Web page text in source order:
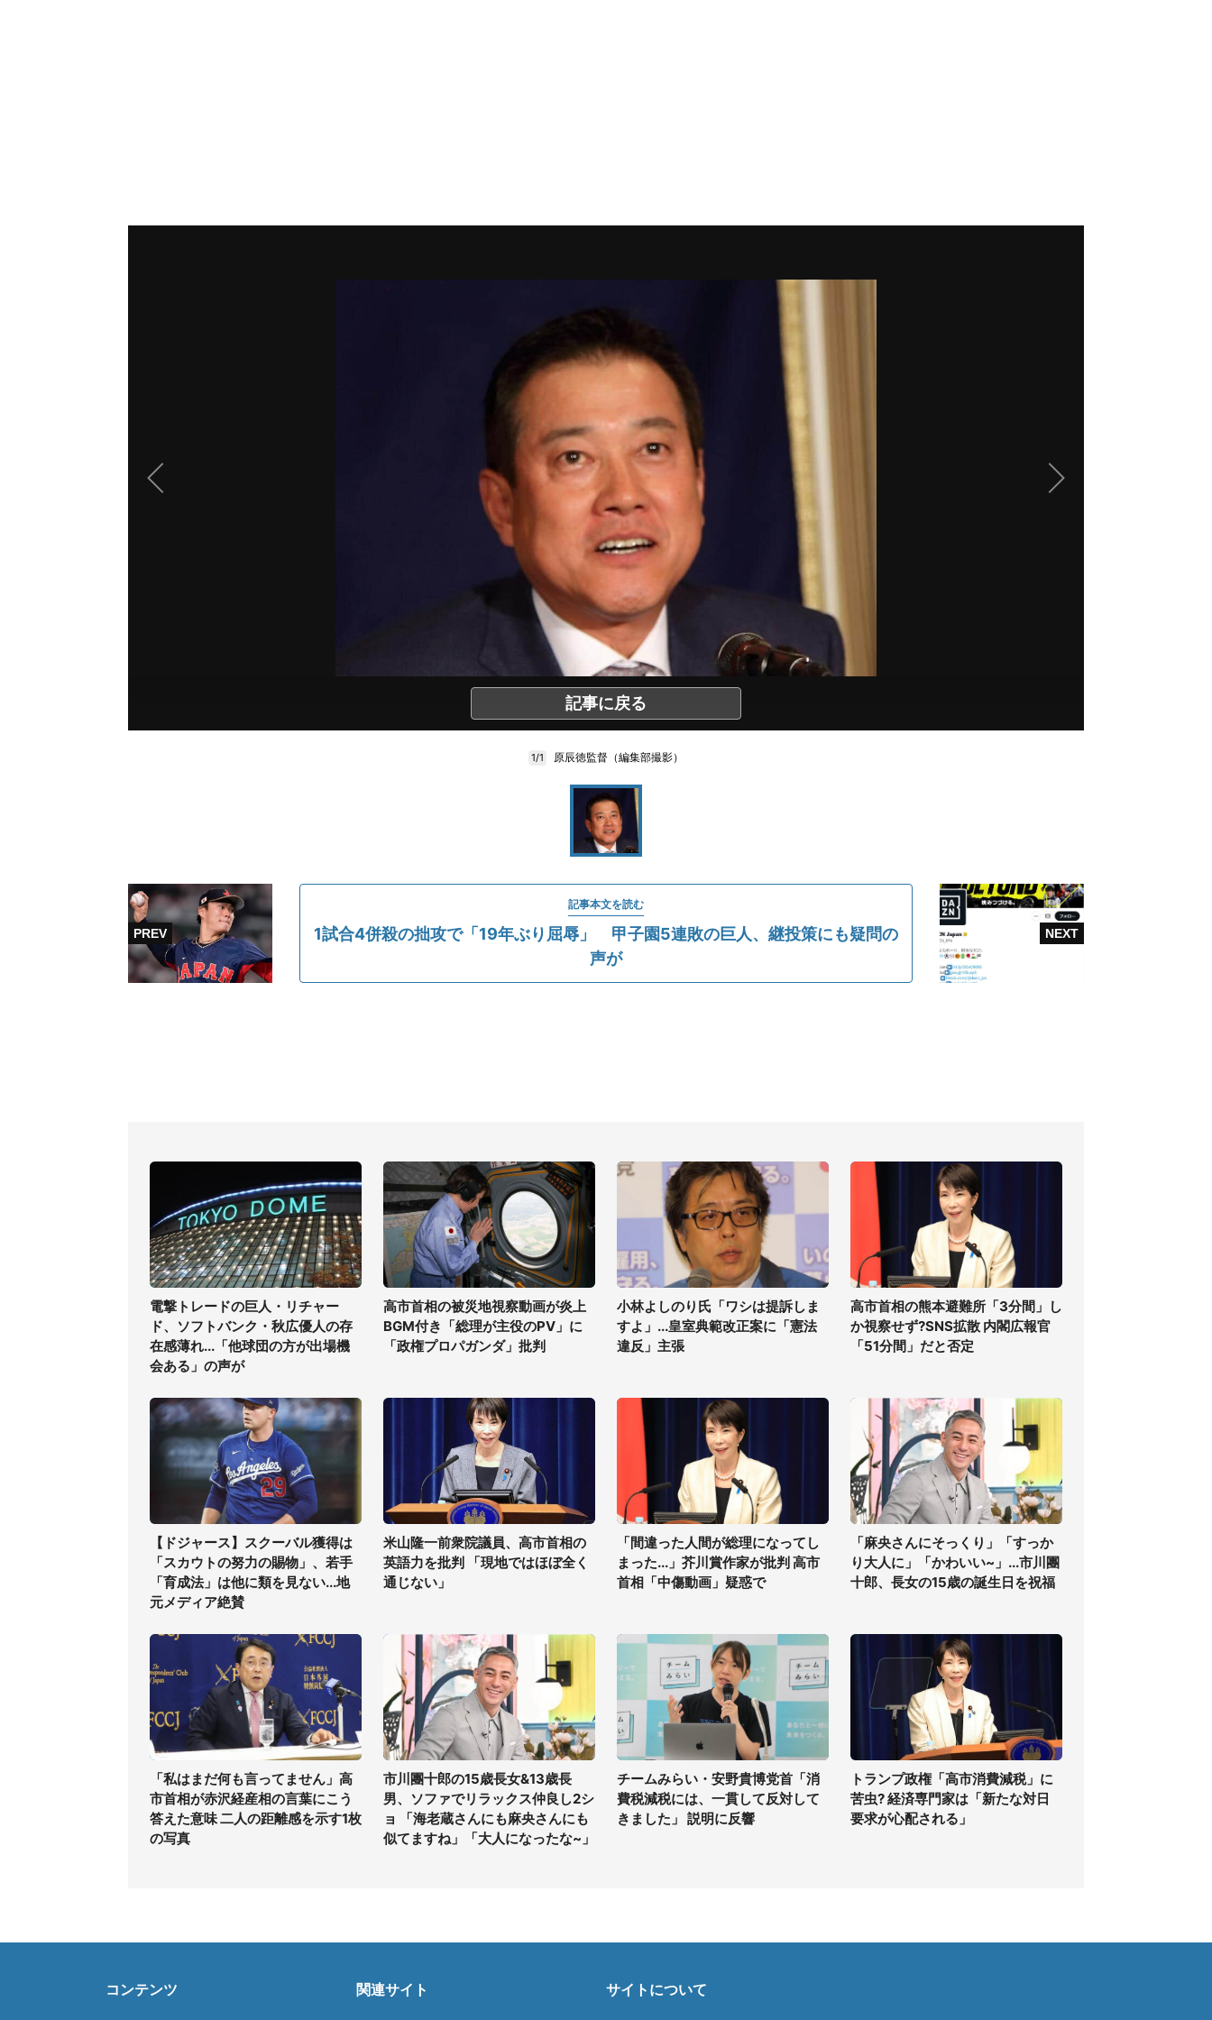
記事に戻る
1/1 原辰徳監督（編集部撮影）
記事本文を読む
1試合4併殺の拙攻で「19年ぶり屈辱」 甲子園5連敗の巨人、継投策にも疑問の
声が
電撃トレードの巨人・リチャー
ド、ソフトバンク・秋広優人の存
在感薄れ...「他球団の方が出場機
会ある」の声が
高市首相の被災地視察動画が炎上
BGM付き「総理が主役のPV」に
「政権プロパガンダ」批判
小林よしのり氏「ワシは提訴しま
すよ」...皇室典範改正案に「憲法
違反」主張
高市首相の熊本避難所「3分間」し
か視察せず?SNS拡散 内閣広報官
「51分間」だと否定
【ドジャース】スクーバル獲得は
「スカウトの努力の賜物」、若手
「育成法」は他に類を見ない...地
元メディア絶賛
米山隆一前衆院議員、高市首相の
英語力を批判 「現地ではほぼ全く
通じない」
「間違った人間が総理になってし
まった...」芥川賞作家が批判 高市
首相「中傷動画」疑惑で
「麻央さんにそっくり」「すっか
り大人に」「かわいい~」...市川團
十郎、長女の15歳の誕生日を祝福
「私はまだ何も言ってません」高
市首相が赤沢経産相の言葉にこう
答えた意味 二人の距離感を示す1枚
の写真
市川團十郎の15歳長女&13歳長
男、ソファでリラックス仲良し2シ
ョ 「海老蔵さんにも麻央さんにも
似てますね」「大人になったな~」
チームみらい・安野貴博党首「消
費税減税には、一貫して反対して
きました」 説明に反響
トランプ政権「高市消費減税」に
苦虫? 経済専門家は「新たな対日
要求が心配される」
コンテンツ 関連サイト サイトについて